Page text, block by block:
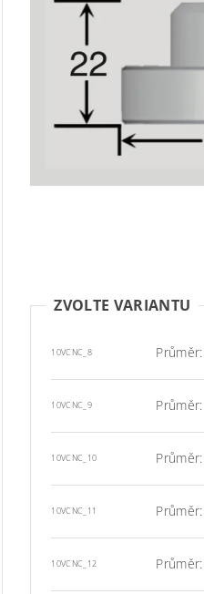
ZVOLTE VARIANTU
10VCNC_8
10VCNC_9
10VCNC_10
10VCNC_11
10VCNC_12